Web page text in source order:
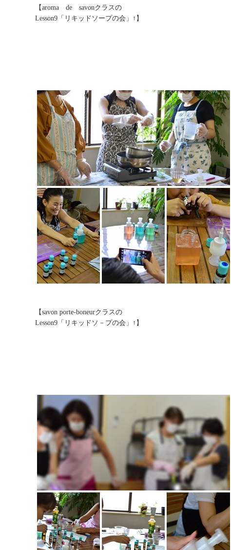
【aroma de savonクラスの
Lesson9「リキッドソープの会」↑】
【savon porte-boneurクラスの
Lesson9「リキッドソ－プの会」↑】